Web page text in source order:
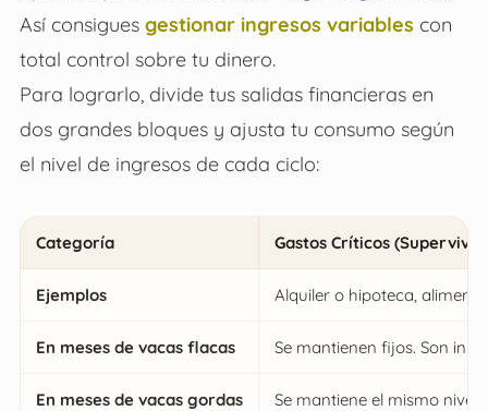
Así consigues gestionar ingresos variables con
total control sobre tu dinero.
Para lograrlo, divide tus salidas financieras en
dos grandes bloques y ajusta tu consumo según
el nivel de ingresos de cada ciclo:
Categoría Gastos Críticos
Ejemplos Alquiler o hipoteca,
En meses de vacas flacas Se mantienen fijos. Son
En meses de vacas gordas Se mantiene el mismo nivel